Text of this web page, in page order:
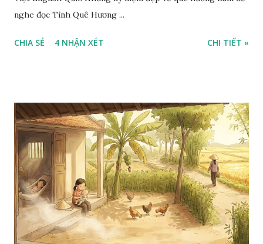
nghe đọc Tình Quê Hương ...
CHIA SẺ 4 NHẬN XÉT CHI TIẾT »